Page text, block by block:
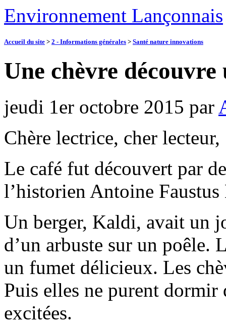
Environnement Lançonnais
Accueil du site > 2 - Informations générales > Santé nature innovations
Une chèvre
jeudi 1er octobre 2015 par
Chère lectrice, cher lecteur,
Le café fut découvert par
l’historien Antoine
Un berger, Kaldi, avait un
d’un arbuste sur un poêle.
un fumet délicieux. Les
Puis elles ne purent
excitées.